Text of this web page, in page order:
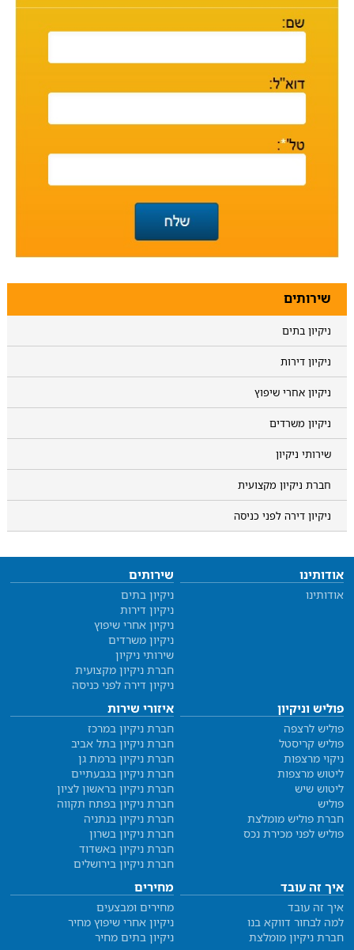
שירותים
ניקיון בתים
ניקיון דירות
ניקיון אחרי שיפוץ
ניקיון משרדים
שירותי ניקיון
חברת ניקיון מקצועית
ניקיון דירה לפני כניסה
אודותינו
אודותינו
שירותים
ניקיון בתים
ניקיון דירות
ניקיון אחרי שיפוץ
ניקיון משרדים
שירותי ניקיון
חברת ניקיון מקצועית
ניקיון דירה לפני כניסה
פוליש וניקיון
פוליש לרצפה
פוליש קריסטל
ניקוי מרצפות
ליטוש מרצפות
ליטוש שיש
פוליש
חברת פוליש מומלצת
פוליש לפני מכירת נכס
איזורי שירות
חברת ניקיון במרכז
חברת ניקיון בתל אביב
חברת ניקיון ברמת גן
חברת ניקיון בגבעתיים
חברת ניקיון בראשון לציון
חברת ניקיון בפתח תקווה
חברת ניקיון בנתניה
חברת ניקיון בשרון
חברת ניקיון באשדוד
חברת ניקיון בירושלים
איך זה עובד
איך זה עובד
למה לבחור דווקא בנו
חברת ניקיון מומלצת
מחירים
מחירים ומבצעים
ניקיון אחרי שיפוץ מחיר
ניקיון בתים מחיר